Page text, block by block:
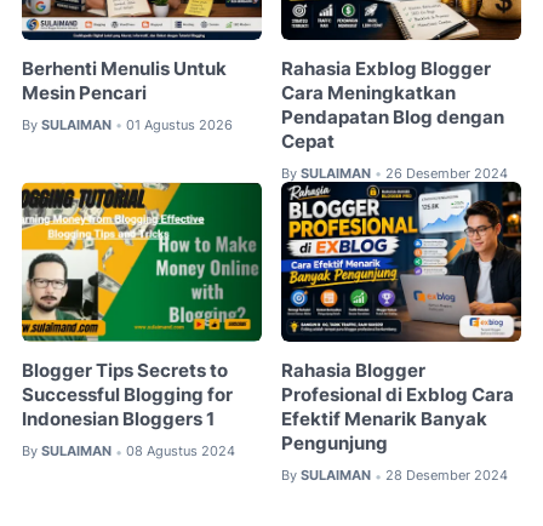
Berhenti Menulis Untuk
Mesin Pencari
By SULAIMAN • 01 Agustus 2026
Rahasia Exblog Blogger
Cara Meningkatkan
Pendapatan Blog dengan
Cepat
By SULAIMAN • 26 Desember 2024
Blogger Tips Secrets to
Successful Blogging for
Indonesian Bloggers 1
By SULAIMAN • 08 Agustus 2024
Rahasia Blogger
Profesional di Exblog Cara
Efektif Menarik Banyak
Pengunjung
By SULAIMAN • 28 Desember 2024